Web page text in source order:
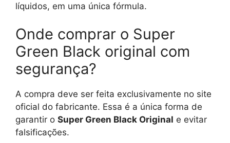
líquidos, em uma única fórmula.
Onde comprar o Super
Green Black original com
segurança?
A compra deve ser feita exclusivamente no site
oficial do fabricante. Essa é a única forma de
garantir o Super Green Black Original e evitar
falsificações.